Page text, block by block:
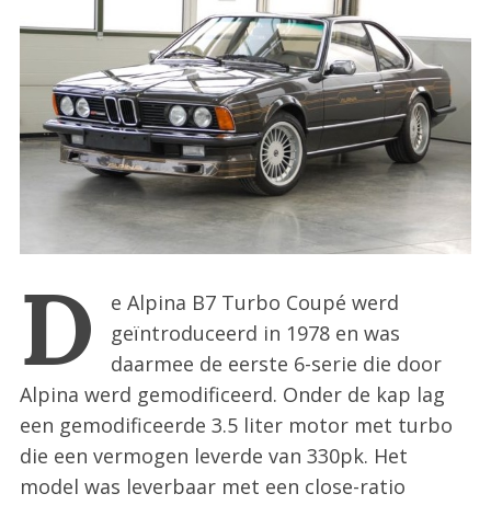
:
D
e Alpina B7 Turbo Coupé werd
geïntroduceerd in 1978 en was
daarmee de eerste 6-serie die door
Alpina werd gemodificeerd. Onder de kap lag
een gemodificeerde 3.5 liter motor met turbo
die een vermogen leverde van 330pk. Het
model was leverbaar met een close-ratio